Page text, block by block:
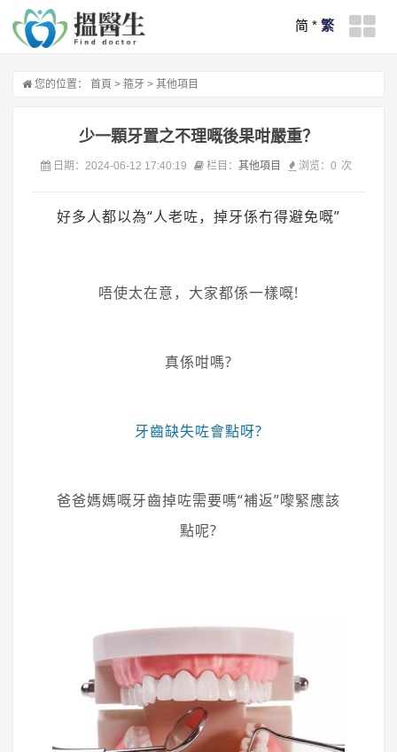
简 * 繁
您的位置： 首頁 > 箍牙 > 其他項目
少一顆牙置之不理嘅後果咁嚴重？
日期：2024-06-12 17:40:19 栏目： 其他項目 浏览： 0 次
好多人都以為“人老咗，掉牙係冇得避免嘅”
唔使太在意，大家都係一樣嘅!
真係咁嗎?
牙齒缺失咗會點呀?
爸爸媽媽嘅牙齒掉咗需要嗎“補返”嚟緊應該
點呢?